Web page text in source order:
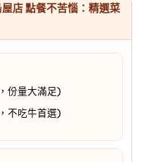
店 點餐不苦惱：精選菜
份量大滿足)
不吃牛首選)